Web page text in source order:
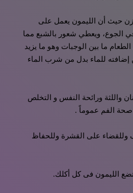
حيث أن الليمون يعمل على
الجوع، ويعطي شعور بالشبع مما
ما بين الوجبات وهو ما يزيد
إضافته للماء بدل من شرب الماء
واللثة ورائحة النفس و التخلص
صحة الفم عموماً .
وللقضاء على القشرة وللحفاظ
الليمون فى كل أكلك.